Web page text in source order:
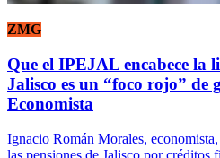
ZMG
Que el IPEJAL encabece la
Jalisco es un “foco rojo” de
Economista
Ignacio Román Morales,
las pensiones de Jalisco por créditos